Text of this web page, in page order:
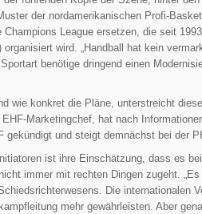
der nordamerikanischen Profi-
League ersetzen, die seit
wird. „Handball hat kein
benötige dringend einen
wie konkret die Pläne, unterstreicht diese
Marketingchef, hat nach
gekündigt und steigt demnächst bei der
ist ihre Einschätzung, dass es bei
immer mit rechten Dingen zugeht. „Es
Die internationalen
mehr gewährleisten. Aber